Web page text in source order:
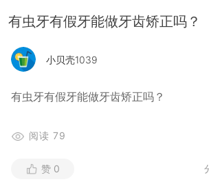
有虫牙有假牙能做牙齿矫正吗？
小贝壳1039
有虫牙有假牙能做牙齿矫正吗？
阅读 79
赞 0